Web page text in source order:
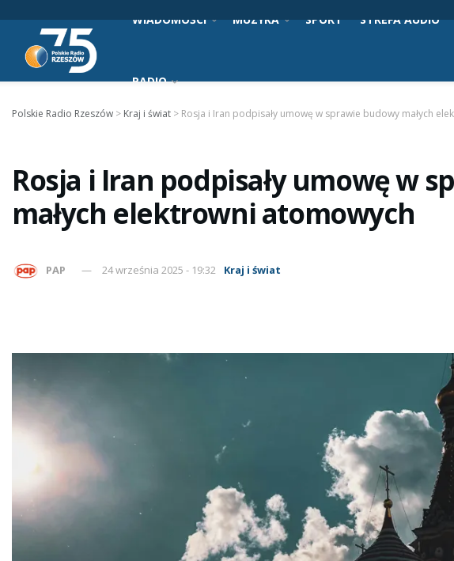
WIADOMOŚCI MUZYKA SPORT STREFA AUDIO
RADIO
Polskie Radio Rzeszów > Kraj i świat > Rosja i Iran podpisały umowę w sprawie budowy małych
Rosja i Iran podpisały umowę w
małych elektrowni atomowych
PAP 24 września 2025 - 19:32 Kraj i świat